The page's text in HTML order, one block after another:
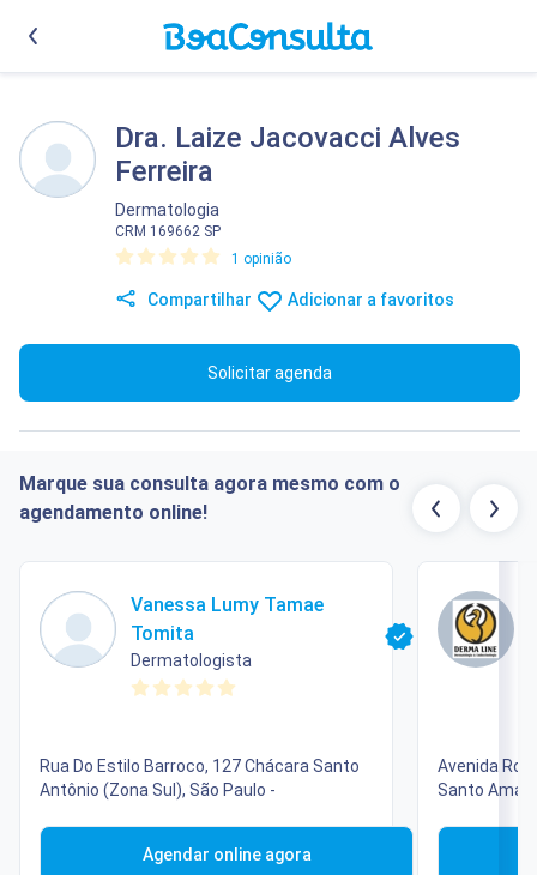
Dra. Laize Jacovacci Alves
Ferreira
Dermatologia
CRM 169662 SP
1 opinião
Compartilhar Adicionar a favoritos
Solicitar agenda
Marque sua consulta agora mesmo com o
agendamento online!
Vanessa Lumy Tamae
Tomita
Dermatologista
Rua Do Estilo Barroco, 127 Chácara Santo
Antônio (Zona Sul), São Paulo -
Agendar online agora
Avenida
Santo